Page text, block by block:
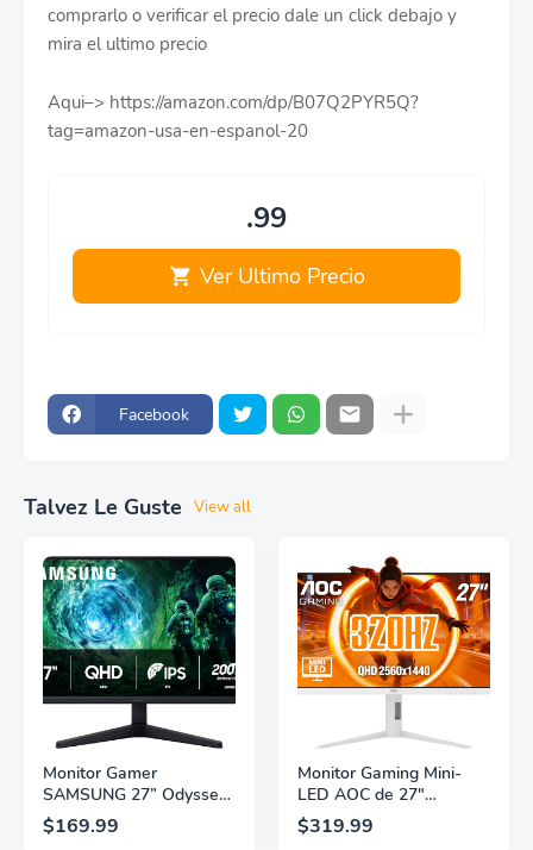
comprarlo o verificar el precio dale un click debajo y
mira el ultimo precio
Aqui–> https://amazon.com/dp/B07Q2PYR5Q?
tag=amazon-usa-en-espanol-20
.99
Ver Ultimo Precio
Facebook
Talvez Le Guste View all
Monitor Gamer
SAMSUNG 27” Odyssey
G5 G53F con Resolución
QHD, HDR10,
$169.99
Monitor Gaming Mini-
LED AOC de 27"
Pulgadas, QHD
2560×1440, 320Hz, 1ms
$319.99